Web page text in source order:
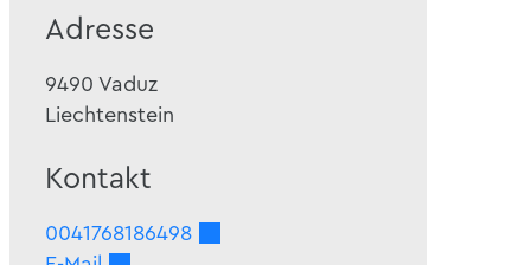
Adresse
9490 Vaduz
Liechtenstein
Kontakt
0041768186498